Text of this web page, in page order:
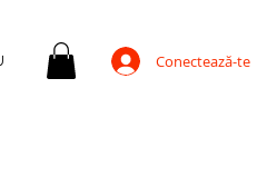
Conectează-te